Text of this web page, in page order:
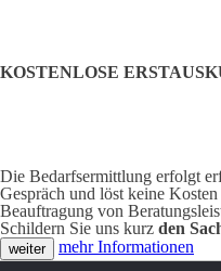
KOSTENLOSE
Die Bedarfsermittlung erfolgt
Gespräch und löst keine
Beauftragung von
Schildern Sie uns kurz den
mehr Informationen